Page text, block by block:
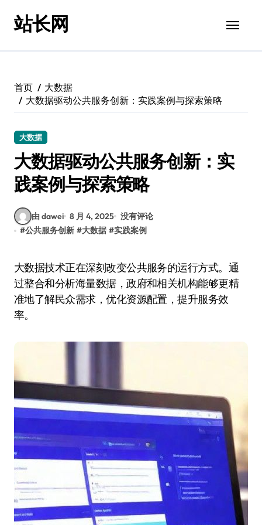
站长网
首页
大数据
大数据驱动公共服务创新：实践案例与探索策略
大数据
大数据驱动公共服务创新：实
践案例与探索策略
由 dawei 8 月 4, 2025 没有评论
#公共服务创新 #大数据 #实践案例
大数据技术正在深刻改变公共服务的运行方式。通
过整合和分析海量数据，政府和相关机构能够更精
准地了解民众需求，优化资源配置，提升服务效
率。